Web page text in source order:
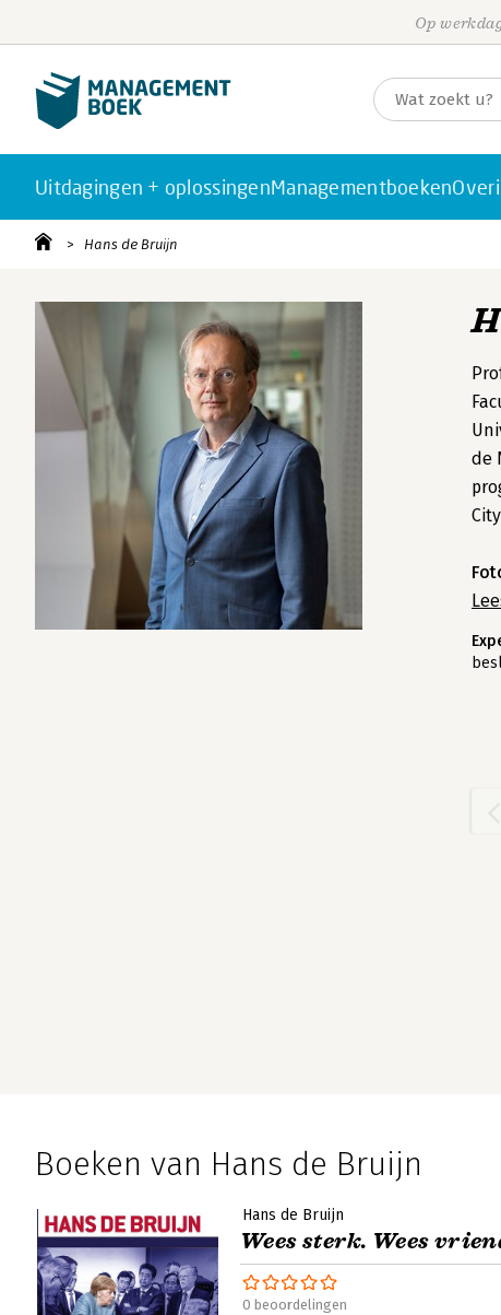
Op
Uitdagingen + oplossingenManagementboeken
Hans de Bruijn
de
Boeken van Hans de Bruijn
Hans de Bruijn
Wees sterk. Wees
0 beoordelingen